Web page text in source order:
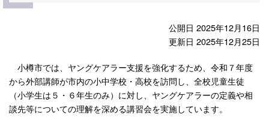
公開日 2025年12月16日
更新日 2025年12月25日
小樽市では、ヤングケアラー支援を強化するため、令和７年度
から外部講師が市内の小中学校・高校を訪問し、全校児童生徒
（小学生は５・６年生のみ）に対し、ヤングケアラーの定義や相
談先等についての理解を深める講習会を実施しています。